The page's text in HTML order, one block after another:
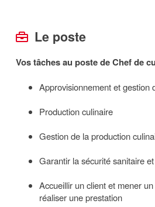
Le poste
Vos tâches au poste de Chef de
Approvisionnement et gestion
Production culinaire
Gestion de la production
Garantir la sécurité sanitaire
Accueillir un client et mener
réaliser une prestation